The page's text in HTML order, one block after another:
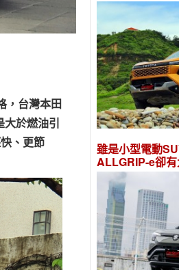
，台灣本田
大於燃油引
、更節
雖是小型電動
ALLGRIP-e卻